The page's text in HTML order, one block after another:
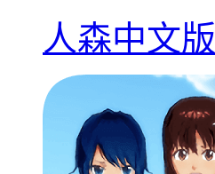
人森中文版